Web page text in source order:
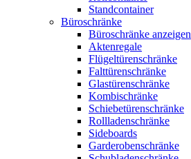
Standcontainer
Büroschränke
Büroschränke anzeigen
Aktenregale
Flügeltürenschränke
Falttürenschränke
Glastürenschränke
Kombischränke
Schiebetürenschränke
Rollladenschränke
Sideboards
Garderobenschränke